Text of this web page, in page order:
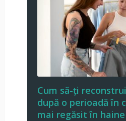
Cum să-ți
după o perioadă în
mai regăsit în haine